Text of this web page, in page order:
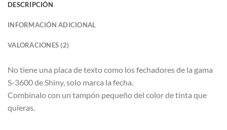
DESCRIPCIÓN
INFORMACIÓN ADICIONAL
VALORACIONES (2)
No tiene una placa de texto como los fechadores de la gama
S-3600 de Shiny, solo marca la fecha.
Combínalo con un tampón pequeño del color de tinta que
quieras.